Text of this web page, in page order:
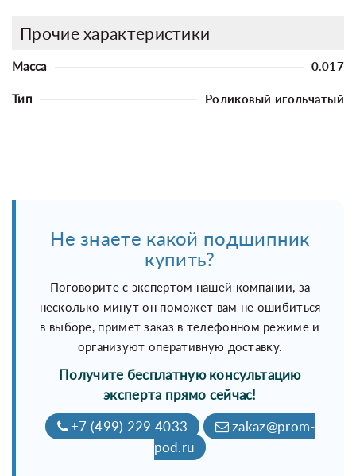
Прочие характеристики
Масса 0.017
Тип Роликовый игольчатый
Не знаете какой подшипник
купить?
Поговорите с экспертом нашей компании, за
несколько минут он поможет вам не ошибиться
в выборе, примет заказ в телефонном режиме и
организуют оперативную доставку.
Получите бесплатную консультацию
эксперта прямо сейчас!
+7 (499) 229 4033
zakaz@prom-
pod.ru